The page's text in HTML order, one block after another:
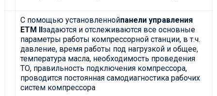
С помощью установленнойпанели управления
ETM IIзадаются и отслеживаются все основные
параметры работы компрессорной станции, в т.ч.
давление, время работы под нагрузкой и общее,
температура масла, необходимость проведения
ТО, правильность подключения компрессора,
проводится постоянная самодиагностика рабочих
систем компрессора